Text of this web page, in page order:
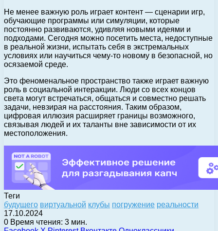
Не менее важную роль играет контент — сценарии игр,
обучающие программы или симуляции, которые
постоянно развиваются, удивляя новыми идеями и
подходами. Сегодня можно посетить места, недоступные
в реальной жизни, испытать себя в экстремальных
условиях или научиться чему-то новому в безопасной, но
осязаемой среде.
Это феноменальное пространство также играет важную
роль в социальной интеракции. Люди со всех концов
света могут встречаться, общаться и совместно решать
задачи, невзирая на расстояния. Таким образом,
цифровая иллюзия расширяет границы возможного,
связывая людей и их таланты вне зависимости от их
местоположения.
Теги
будущего виртуальной клубы погружение реальности
17.10.2024
0 Время чтения: 3 мин.